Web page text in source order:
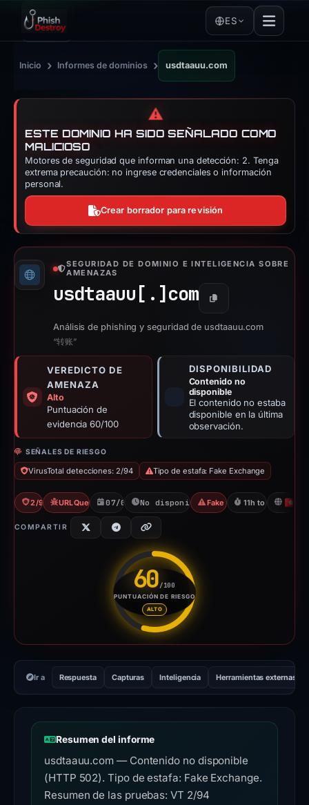
ES
Inicio › Informes de dominios › usdtaauu.com
⚠️
ESTE DOMINIO HA SIDO SEÑALADO COMO
MALICIOSO
Motores de seguridad que informan una detección: 2. Tenga
extrema precaución: no ingrese credenciales o información
personal.
Crear borrador para revisión
SEGURIDAD DE DOMINIO E INTELIGENCIA SOBRE
AMENAZAS
usdtaauu[.] com Copiar
Análisis de phishing y seguridad de usdtaauu.com
“转账”
VEREDICTO DE
AMENAZA
Alto
Puntuación de
evidencia 60/100
DISPONIBILIDAD
Contenido no
disponible
El contenido no estaba
disponible en la última
observación.
SEÑALES DE RIESGO
VirusTotal detecciones: 2/94 Tipo de estafa: Fake Exchange
2/94 VTURLQuery: 2 detections
07/04/2026No disponible desde 08/04/2026
Fake Exchange
11h to
COMPARTIR
60/100
PUNTUACIÓN DE RIESGO
ALTO
Puntuación de riesgo: 60
Ir a Respuesta Capturas Inteligencia Herramientas externas
Resumen del informe
usdtaauu.com — Contenido no disponible
(HTTP 502). Tipo de estafa: Fake Exchange.
Resumen de las pruebas: VT 2/94